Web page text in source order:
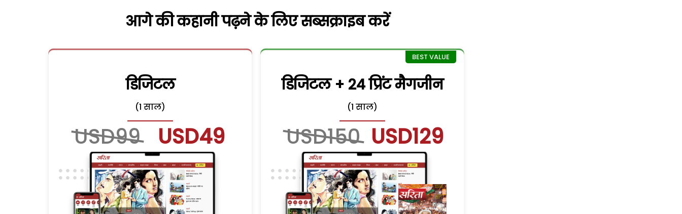
आगे की कहानी पढ़ने के लिए सब्सक्राइब करें
डिजिटल
(1 साल)
USD99 USD49
डिजिटल + 24 प्रिंट मैगजीन
(1 साल)
USD150 USD129